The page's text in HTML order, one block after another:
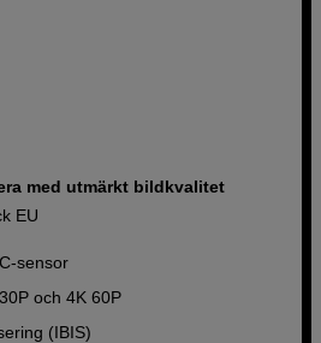
med utmärkt bildkvalitet
EU
sensor
och 4K 60P
(IBIS)